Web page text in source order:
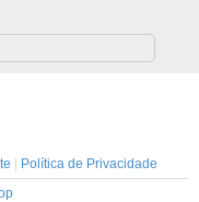
Política de Privacidade